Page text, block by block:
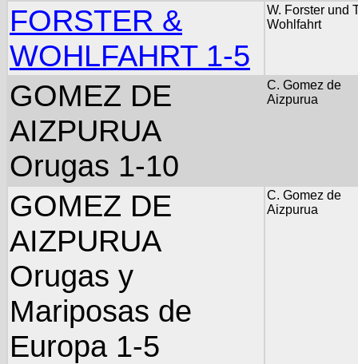
FORSTER &
WOHLFAHRT 1-5
W. Forster und
Wohlfahrt
GOMEZ DE
AIZPURUA
Orugas 1-10
C. Gomez de
Aizpurua
GOMEZ DE
AIZPURUA
Orugas y
Mariposas de
Europa 1-5
C. Gomez de
Aizpurua